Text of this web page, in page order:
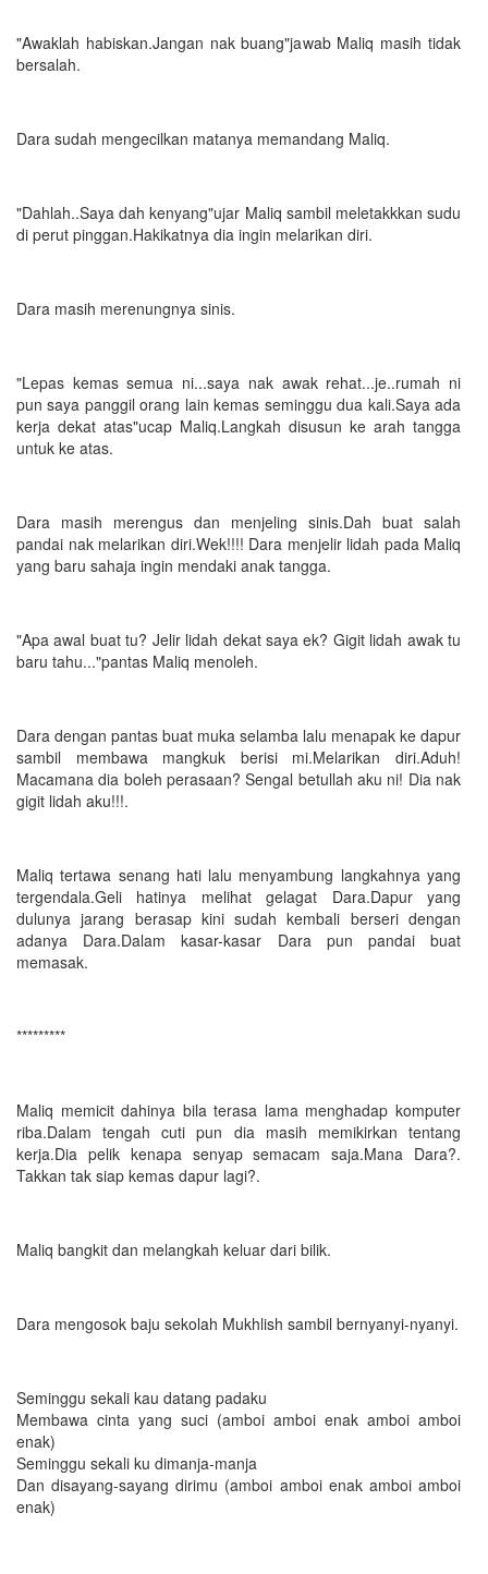
"Awaklah habiskan.Jangan nak buang"jawab Maliq masih tidak
bersalah.
Dara sudah mengecilkan matanya memandang Maliq.
"Dahlah..Saya dah kenyang"ujar Maliq sambil meletakkkan sudu
di perut pinggan.Hakikatnya dia ingin melarikan diri.
Dara masih merenungnya sinis.
"Lepas kemas semua ni...saya nak awak rehat...je..rumah ni
pun saya panggil orang lain kemas seminggu dua kali.Saya ada
kerja dekat atas"ucap Maliq.Langkah disusun ke arah tangga
untuk ke atas.
Dara masih merengus dan menjeling sinis.Dah buat salah
pandai nak melarikan diri.Wek!!!! Dara menjelir lidah pada Maliq
yang baru sahaja ingin mendaki anak tangga.
"Apa awal buat tu? Jelir lidah dekat saya ek? Gigit lidah awak tu
baru tahu..."pantas Maliq menoleh.
Dara dengan pantas buat muka selamba lalu menapak ke dapur
sambil membawa mangkuk berisi mi.Melarikan diri.Aduh!
Macamana dia boleh perasaan? Sengal betullah aku ni! Dia nak
gigit lidah aku!!!.
Maliq tertawa senang hati lalu menyambung langkahnya yang
tergendala.Geli hatinya melihat gelagat Dara.Dapur yang
dulunya jarang berasap kini sudah kembali berseri dengan
adanya Dara.Dalam kasar-kasar Dara pun pandai buat
memasak.
*********
Maliq memicit dahinya bila terasa lama menghadap komputer
riba.Dalam tengah cuti pun dia masih memikirkan tentang
kerja.Dia pelik kenapa senyap semacam saja.Mana Dara?.
Takkan tak siap kemas dapur lagi?.
Maliq bangkit dan melangkah keluar dari bilik.
Dara mengosok baju sekolah Mukhlish sambil bernyanyi-nyanyi.
Seminggu sekali kau datang padaku
Membawa cinta yang suci (amboi amboi enak amboi amboi
enak)
Seminggu sekali ku dimanja-manja
Dan disayang-sayang dirimu (amboi amboi enak amboi amboi
enak)